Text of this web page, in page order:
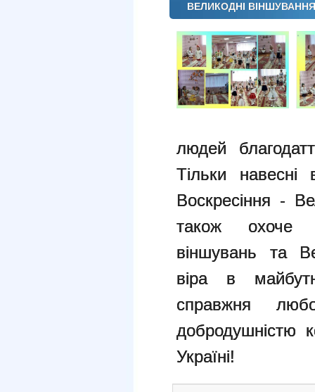
ВЕЛИКОДНІ
людей
Тільки навесні
Воскресіння -
також охоче
віншувань та
віра в
справжня
добродушністю
Україні!